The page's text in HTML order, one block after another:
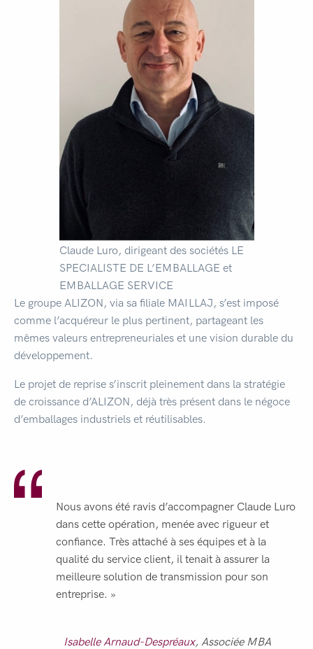
Claude Luro, dirigeant des sociétés LE
SPECIALISTE DE L’EMBALLAGE et
EMBALLAGE SERVICE
Le groupe ALIZON, via sa filiale MAILLAJ, s’est imposé
comme l’acquéreur le plus pertinent, partageant les
mêmes valeurs entrepreneuriales et une vision durable du
développement.
Le projet de reprise s’inscrit pleinement dans la stratégie
de croissance d’ALIZON, déjà très présent dans le négoce
d’emballages industriels et réutilisables.
Nous avons été ravis d’accompagner Claude Luro
dans cette opération, menée avec rigueur et
confiance. Très attaché à ses équipes et à la
qualité du service client, il tenait à assurer la
meilleure solution de transmission pour son
entreprise. »
Isabelle Arnaud-Despréaux, Associée MBA